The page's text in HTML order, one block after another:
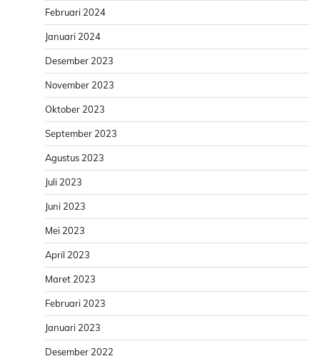
Februari 2024
Januari 2024
Desember 2023
November 2023
Oktober 2023
September 2023
Agustus 2023
Juli 2023
Juni 2023
Mei 2023
April 2023
Maret 2023
Februari 2023
Januari 2023
Desember 2022